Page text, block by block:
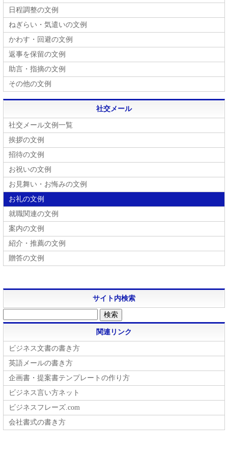
日程調整の文例
ねぎらい・気遣いの文例
かわす・回避の文例
返事を保留の文例
助言・指摘の文例
その他の文例
社交メール
社交メール文例一覧
挨拶の文例
招待の文例
お祝いの文例
お見舞い・お悔みの文例
お礼の文例
就職関連の文例
案内の文例
紹介・推薦の文例
贈答の文例
サイト内検索
関連リンク
ビジネス文書の書き方
英語メールの書き方
企画書・提案書テンプレートの作り方
ビジネス言い方ネット
ビジネスフレーズ.com
会社書式の書き方